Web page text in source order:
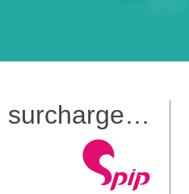
surcharge…